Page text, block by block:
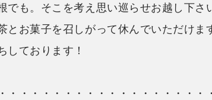
でも。そこを考え思い巡らせお越し下さ
とお菓子を召しがって休んでいただけま
しております！
・・・・・・・・・・・・・・・・・